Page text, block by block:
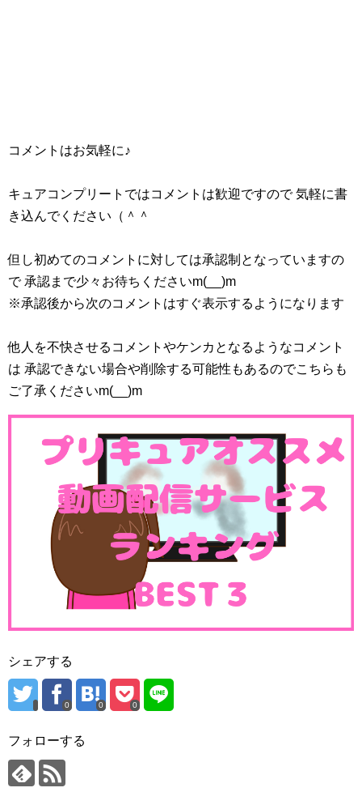
コメントはお気軽に♪
キュアコンプリートではコメントは歓迎ですので 気軽に書
き込んでください（＾＾
但し初めてのコメントに対しては承認制となっていますの
で 承認まで少々お待ちくださいm(__)m
※承認後から次のコメントはすぐ表示するようになります
他人を不快させるコメントやケンカとなるようなコメント
は 承認できない場合や削除する可能性もあるのでこちらも
ご了承くださいm(__)m
シェアする
0 0 0
フォローする